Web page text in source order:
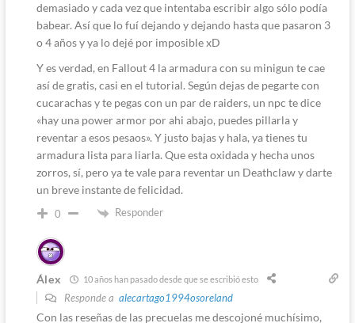
demasiado y cada vez que intentaba escribir algo sólo podía
babear. Así que lo fuí dejando y dejando hasta que pasaron 3
o 4 años y ya lo dejé por imposible xD
Y es verdad, en Fallout 4 la armadura con su minigun te cae
así de gratis, casi en el tutorial. Según dejas de pegarte con
cucarachas y te pegas con un par de raiders, un npc te dice
«hay una power armor por ahi abajo, puedes pillarla y
reventar a esos pesaos». Y justo bajas y hala, ya tienes tu
armadura lista para liarla. Que esta oxidada y hecha unos
zorros, sí, pero ya te vale para reventar un Deathclaw y darte
un breve instante de felicidad.
0 Responder
Álex 10 años han pasado desde que se escribió esto
Responde a alecartago1994osoreland
Con las reseñas de las precuelas me descojoné muchísimo,